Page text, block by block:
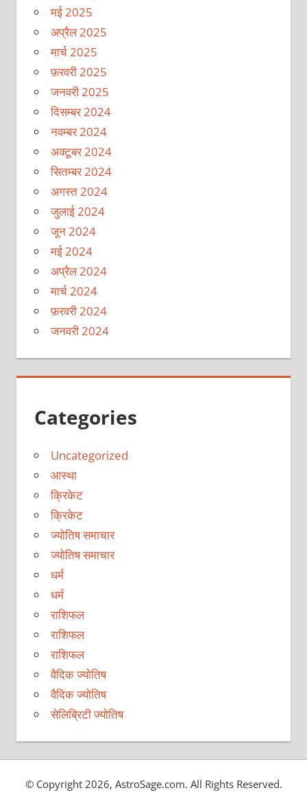
मई 2025
अप्रैल 2025
मार्च 2025
फ़रवरी 2025
जनवरी 2025
दिसम्बर 2024
नवम्बर 2024
अक्टूबर 2024
सितम्बर 2024
अगस्त 2024
जुलाई 2024
जून 2024
मई 2024
अप्रैल 2024
मार्च 2024
फ़रवरी 2024
जनवरी 2024
Categories
Uncategorized
आस्था
क्रिकेट
क्रिकेट
ज्योतिष समाचार
ज्योतिष समाचार
धर्म
धर्म
राशिफल
राशिफल
राशिफल
वैदिक ज्योतिष
वैदिक ज्योतिष
सेलिब्रिटी ज्योतिष
© Copyright 2026, AstroSage.com. All Rights Reserved.